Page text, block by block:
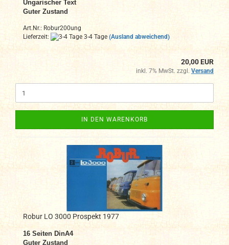
Ungarischer Text
Guter Zustand
Art.Nr.: Robur200ung
Lieferzeit:
3-4 Tage (Ausland abweichend)
20,00 EUR
inkl. 7% MwSt. zzgl. Versand
IN DEN WARENKORB
Robur LO 3000 Prospekt 1977
16 Seiten DinA4
Guter Zustand